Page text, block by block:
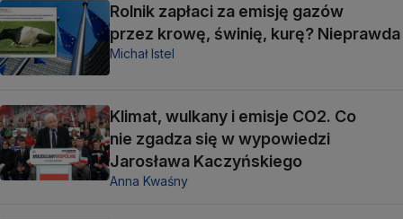
Rolnik zapłaci za emisję gazów
przez krowę, świnię, kurę? Nieprawda
Michał Istel
Klimat, wulkany i emisje CO2. Co
nie zgadza się w wypowiedzi
Jarosława Kaczyńskiego
Anna Kwaśny